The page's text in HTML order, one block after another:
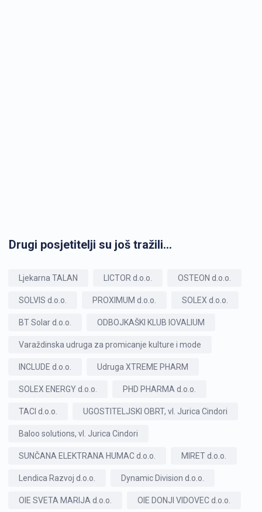
Drugi posjetitelji su još tražili...
Ljekarna TALAN LICTOR d.o.o. OSTEON d.o.o.
SOLVIS d.o.o. PROXIMUM d.o.o. SOLEX d.o.o.
BT Solar d.o.o. ODBOJKAŠKI KLUB IOVALIUM
Varaždinska udruga za promicanje kulture i mode
INCLUDE d.o.o. Udruga XTREME PHARM
SOLEX ENERGY d.o.o. PHD PHARMA d.o.o.
TACI d.o.o. UGOSTITELJSKI OBRT, vl. Jurica Cindori
Baloo solutions, vl. Jurica Cindori
SUNČANA ELEKTRANA HUMAC d.o.o. MIRET d.o.o.
Lendica Razvoj d.o.o. Dynamic Division d.o.o.
OIE SVETA MARIJA d.o.o. OIE DONJI VIDOVEC d.o.o.